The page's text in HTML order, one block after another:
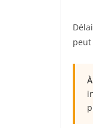
peut